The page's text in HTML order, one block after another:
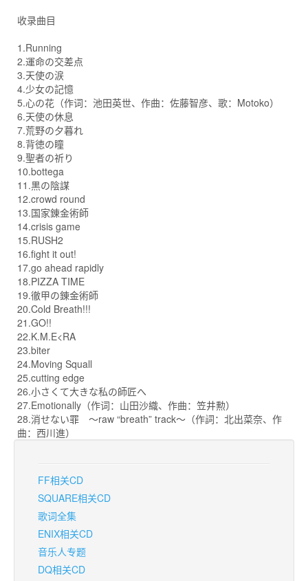
收录曲目
1.Running
2.運命の交差点
3.天使の涙
4.少女の記憶
5.心の花（作词：池田英世、作曲：佐藤智彦、歌：Motoko）
6.天使の休息
7.荒野の夕暮れ
8.背徳の瞳
9.聖者の祈り
10.bottega
11.黒の陰謀
12.crowd round
13.国家錬金術師
14.crisis game
15.RUSH2
16.fight it out!
17.go ahead rapidly
18.PIZZA TIME
19.徹甲の錬金術師
20.Cold Breath!!!
21.GO!!
22.K.M.E<RA
23.biter
24.Moving Squall
25.cutting edge
26.小さくて大きな私の師匠へ
27.Emotionally（作词：山田沙織、作曲：笠井勲）
28.消せない罪 ～raw “breath” track～（作詞：北出菜奈、作
曲：西川進）
FF相关CD
SQUARE相关CD
歌词全集
ENIX相关CD
音乐人专题
DQ相关CD